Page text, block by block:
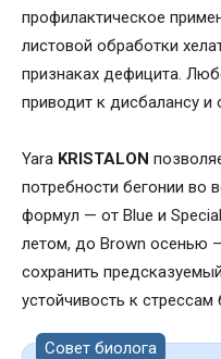
профилактическое
листовой обработки
признаках дефицита.
приводит к дисбалансу и
Yara KRISTALON
потребности бегонии во
формул — от Blue и
летом, до Brown осенью
сохранить
устойчивость к стрессам
Совет биолога